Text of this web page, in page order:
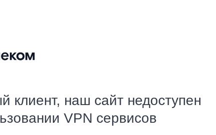
клиент, наш сайт недоступен
VPN сервисов